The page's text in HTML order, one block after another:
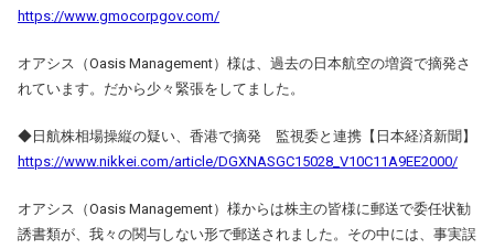
https://www.gmocorpgov.com/
オアシス（Oasis Management）様は、過去の日本航空の増資で摘発さ
れています。だから少々緊張をしてました。
◆日航株相場操縦の疑い、香港で摘発 監視委と連携【日本経済新聞】
https://www.nikkei.com/article/DGXNASGC15028_V10C11A9EE2000/
オアシス（Oasis Management）様からは株主の皆様に郵送で委任状勧
誘書類が、我々の関与しない形で郵送されました。その中には、事実誤